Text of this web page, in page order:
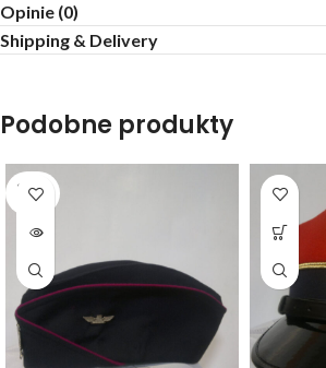
Opinie (0)
Shipping & Delivery
Podobne produkty
SOLD
OUT